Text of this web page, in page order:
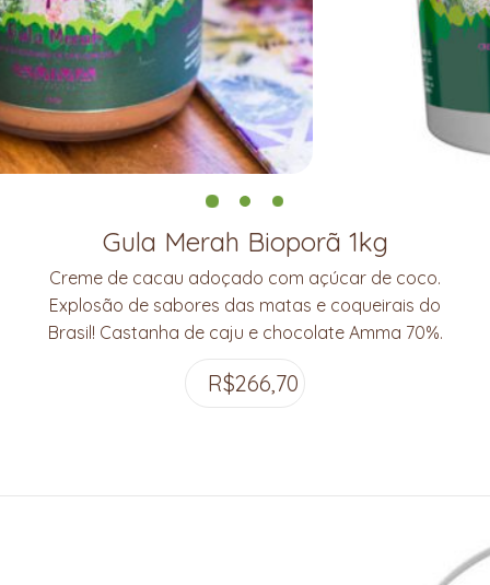
Gula Merah Bioporã 1kg
Creme de cacau adoçado com açúcar de coco.
Explosão de sabores das matas e coqueirais do
Brasil! Castanha de caju e chocolate Amma 70%.
R$266,70